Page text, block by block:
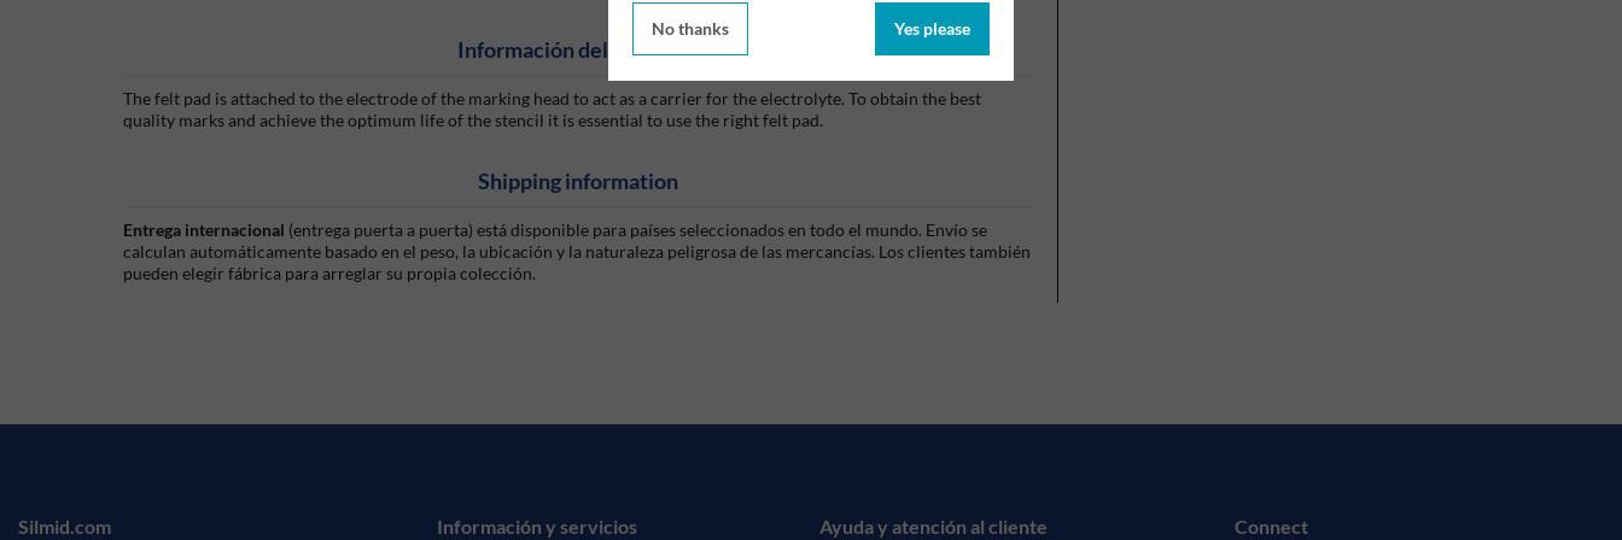
No thanks Yes please
Información del producto
The felt pad is attached to the electrode of the marking head to act as a carrier for the electrolyte. To obtain the best
quality marks and achieve the optimum life of the stencil it is essential to use the right felt pad.
Shipping information
Entrega internacional (entrega puerta a puerta) está disponible para países seleccionados en todo el mundo. Envío se
calculan automáticamente basado en el peso, la ubicación y la naturaleza peligrosa de las mercancías. Los clientes también
pueden elegir fábrica para arreglar su propia colección.
Información y servicios Ayuda y atención al cliente Connect
Silmid.com